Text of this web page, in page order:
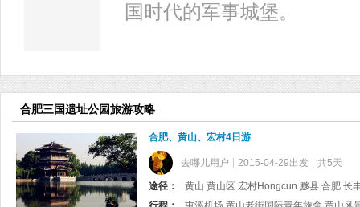
国时代的军事城堡。
合肥三国遗址公园旅游攻略
合肥、黄山、宏村4日游
去哪儿用户 2015-04-29出发 共5天
途径：
黄山 黄山区 宏村Hongcun 黟县 合肥 长